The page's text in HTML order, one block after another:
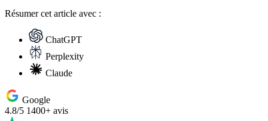
Résumercet article avec :
ChatGPT
Perplexity
Claude
Google
4.8/5 1400+ avis